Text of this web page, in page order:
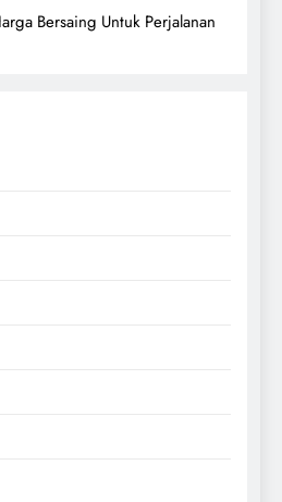
Bersaing Untuk Perjalanan